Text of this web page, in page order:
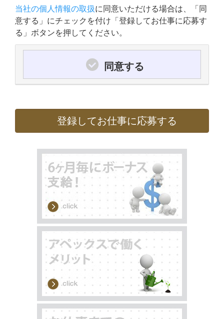
当社の個人情報の取扱に同意いただける場合は、「同
意する」にチェックを付け「登録してお仕事に応募す
る」ボタンを押してください。
同意する